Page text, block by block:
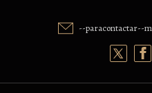
--paracontactar--